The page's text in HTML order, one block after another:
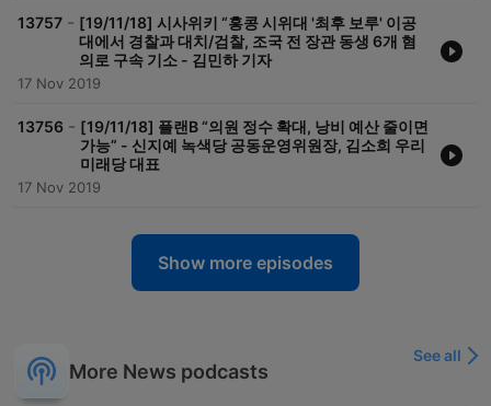
13757 - [19/11/18] 시사위키 “홍콩 시위대 '최후 보루' 이공
대에서 경찰과 대치/검찰, 조국 전 장관 동생 6개 혐
의로 구속 기소 - 김민하 기자
17 Nov 2019
13756 - [19/11/18] 플랜B “의원 정수 확대, 낭비 예산 줄이면
가능” - 신지예 녹색당 공동운영위원장, 김소희 우리
미래당 대표
17 Nov 2019
Show more episodes
More News podcasts
See all